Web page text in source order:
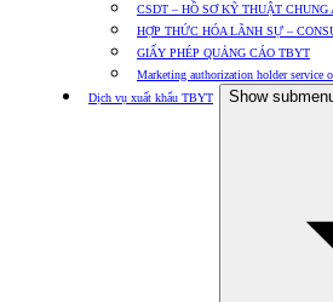
CSDT – HỒ SƠ KỸ THUẬT CHUNG
HỢP THỨC HÓA LÃNH SỰ –
GIẤY PHÉP QUẢNG CÁO TBYT
Marketing authorization holder service
Dịch vụ xuất khẩu TBYT
Show